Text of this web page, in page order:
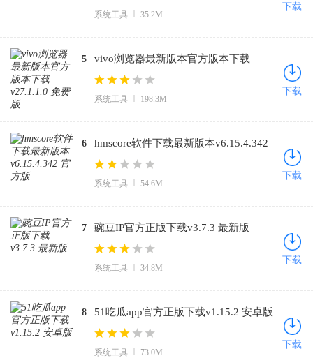
系统工具 35.2M
下载
5
vivo浏览器最新版本官方版本下载
v27.1.1.0 免费版
系统工具 198.3M
下载
6
hmscore软件下载最新版本v6.15.4.342
官方版
系统工具 54.6M
下载
7 豌豆IP官方正版下载v3.7.3 最新版
系统工具 34.8M
下载
8 51吃瓜app官方正版下载v1.15.2 安卓版
系统工具 73.0M
下载